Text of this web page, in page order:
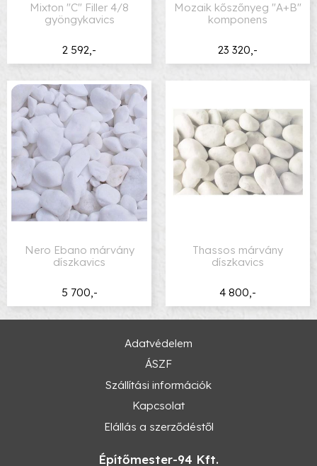
2 592,-
Mixton "C" Filler 4/8
gyöngykavics
23 320,-
Mozaik kőszőnyeg "A+B"
komponens
5 700,-
Nero Ebano márvány
díszkavics
4 800,-
Thassos márvány
díszkavics
Adatvédelem
ÁSZF
Szállítási információk
Kapcsolat
Elállás a szerződéstől
Építőmester-94 Kft.